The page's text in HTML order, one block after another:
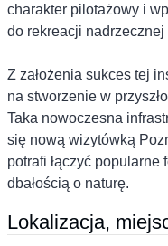
charakter pilotażowy i
do rekreacji nadrzecznej
Z założenia sukces tej
na stworzenie w
Taka nowoczesna
się nową wizytówką
potrafi łączyć
dbałością o naturę.
Lokalizacja,